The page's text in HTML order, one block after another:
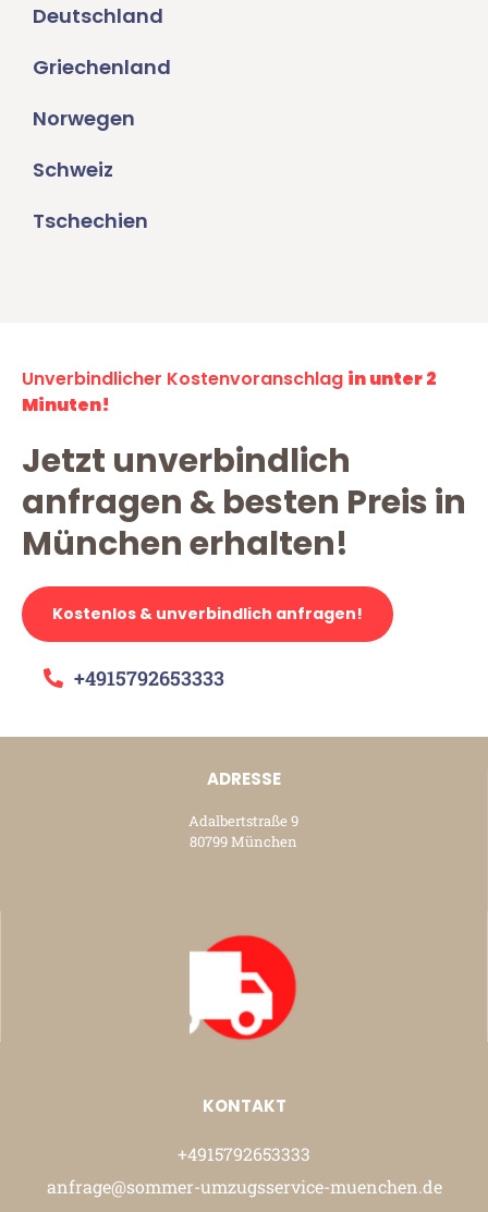
Deutschland
Griechenland
Norwegen
Schweiz
Tschechien
Unverbindlicher Kostenvoranschlag in unter 2
Minuten!
Jetzt unverbindlich
anfragen & besten Preis in
München erhalten!
Kostenlos & unverbindlich anfragen!
+4915792653333
ADRESSE
Adalbertstraße 9
80799 München
KONTAKT
+4915792653333
anfrage@sommer-umzugsservice-muenchen.de